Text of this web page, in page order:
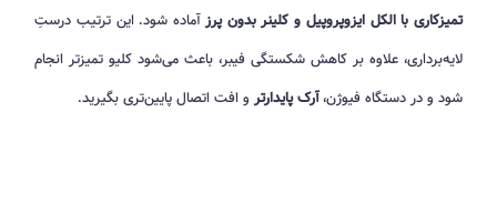
تمیزکاری با الکل ایزوپروپیل و کلینر بدون پرزآماده شود. این ترتیب درستِ
لایه‌برداری، علاوه بر کاهش شکستگی فیبر، باعث می‌شود کلیو تمیزتر انجام
شود و در دستگاه فیوژن،آرک پایدارترو افت اتصال پایین‌تری بگیرید.